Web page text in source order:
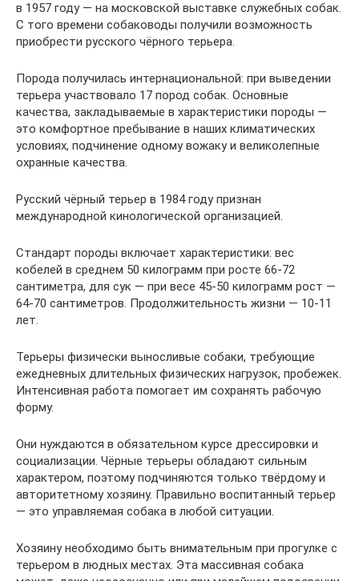
в 1957 году — на московской выставке служебных собак.
С того времени собаководы получили возможность
приобрести русского чёрного терьера.
Порода получилась интернациональной: при выведении
терьера участвовало 17 пород собак. Основные
качества, закладываемые в характеристики породы —
это комфортное пребывание в наших климатических
условиях, подчинение одному вожаку и великолепные
охранные качества.
Русский чёрный терьер в 1984 году признан
международной кинологической организацией.
Стандарт породы включает характеристики: вес
кобелей в среднем 50 килограмм при росте 66-72
сантиметра, для сук — при весе 45-50 килограмм рост —
64-70 сантиметров. Продолжительность жизни — 10-11
лет.
Терьеры физически выносливые собаки, требующие
ежедневных длительных физических нагрузок, пробежек.
Интенсивная работа помогает им сохранять рабочую
форму.
Они нуждаются в обязательном курсе дрессировки и
социализации. Чёрные терьеры обладают сильным
характером, поэтому подчиняются только твёрдому и
авторитетному хозяину. Правильно воспитанный терьер
— это управляемая собака в любой ситуации.
Хозяину необходимо быть внимательным при прогулке с
терьером в людных местах. Эта массивная собака